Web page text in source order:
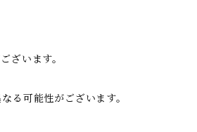
ざいます。
る可能性がございます。